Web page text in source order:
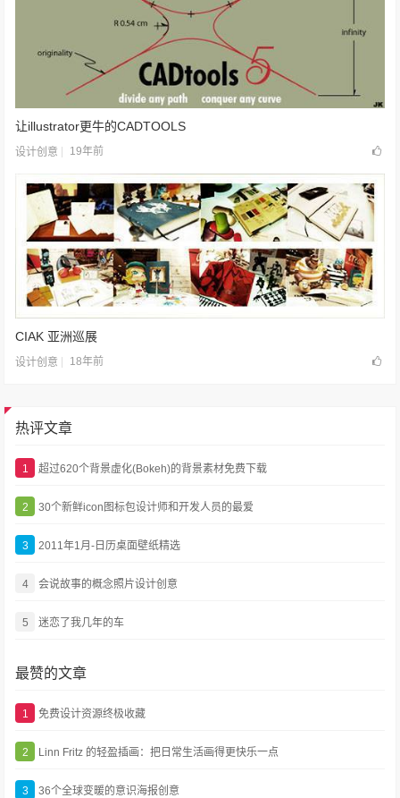
让illustrator更牛的CADTOOLS
设计创意 19年前
CIAK 亚洲巡展
设计创意 18年前
热评文章
1 超过620个背景虚化(Bokeh)的背景素材免费下载
2 30个新鲜icon图标包设计师和开发人员的最爱
3 2011年1月-日历桌面壁纸精选
4 会说故事的概念照片设计创意
5 迷恋了我几年的车
最赞的文章
1 免费设计资源终极收藏
2 Linn Fritz 的轻盈插画：把日常生活画得更快乐一点
3 36个全球变暖的意识海报创意